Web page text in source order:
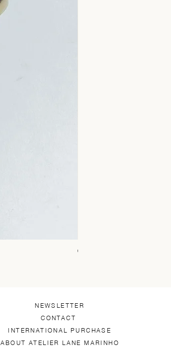
Chica Alto Preto
NEWSLETTER
CONTACT
INTERNATIONAL PURCHASE
ABOUT ATELIER LANE MARINHO